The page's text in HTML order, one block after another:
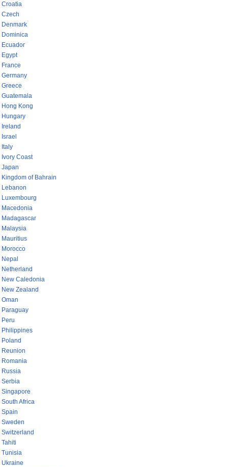
Croatia
Czech
Denmark
Dominica
Ecuador
Egypt
France
Germany
Greece
Guatemala
Hong Kong
Hungary
Ireland
Israel
Italy
Ivory Coast
Japan
Kingdom of Bahrain
Lebanon
Luxembourg
Macedonia
Madagascar
Malaysia
Mauritius
Morocco
Nepal
Netherland
New Caledonia
New Zealand
Oman
Paraguay
Peru
Philippines
Poland
Reunion
Romania
Russia
Serbia
Singapore
South Africa
Spain
Sweden
Switzerland
Tahiti
Tunisia
Ukraine